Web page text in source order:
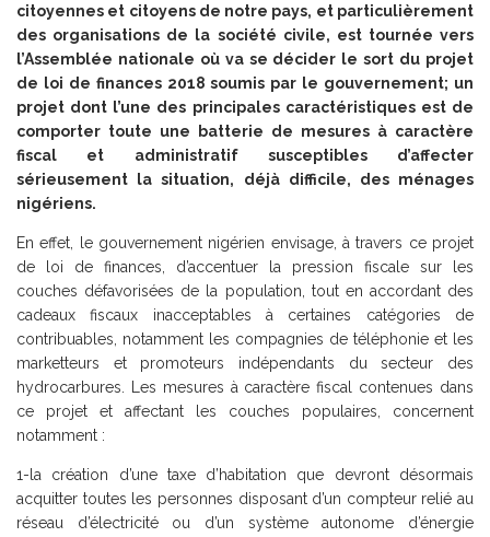
citoyennes et citoyens de notre pays, et particulièrement
des organisations de la société civile, est tournée vers
l’Assemblée nationale où va se décider le sort du projet
de loi de finances 2018 soumis par le gouvernement; un
projet dont l’une des principales caractéristiques est de
comporter toute une batterie de mesures à caractère
fiscal et administratif susceptibles d’affecter
sérieusement la situation, déjà difficile, des ménages
nigériens.
En effet, le gouvernement nigérien envisage, à travers ce projet
de loi de finances, d’accentuer la pression fiscale sur les
couches défavorisées de la population, tout en accordant des
cadeaux fiscaux inacceptables à certaines catégories de
contribuables, notamment les compagnies de téléphonie et les
marketteurs et promoteurs indépendants du secteur des
hydrocarbures. Les mesures à caractère fiscal contenues dans
ce projet et affectant les couches populaires, concernent
notamment :
1-la création d’une taxe d’habitation que devront désormais
acquitter toutes les personnes disposant d’un compteur relié au
réseau d’électricité ou d’un système autonome d’énergie